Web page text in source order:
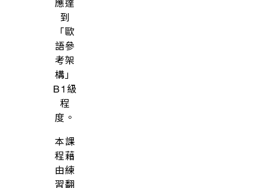
句
型、
文法
等方
式達
成。
配合
「德
語讀
本
III、
IV」
的上